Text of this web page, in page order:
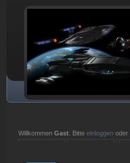
WillkommenGast . Bitteeinloggen oder